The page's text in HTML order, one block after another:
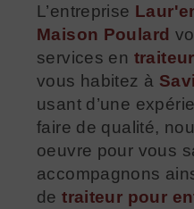
L’entreprise
Maison Poulard
services en
vous habitez à
usant d’une
faire de qualité,
oeuvre pour vous
accompagnons
detraiteur pour